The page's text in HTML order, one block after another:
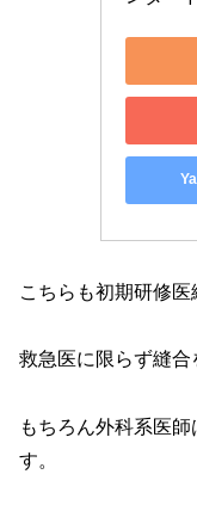
こちらも初期研修医
救急医に限らず縫合
もちろん外科系医
す。